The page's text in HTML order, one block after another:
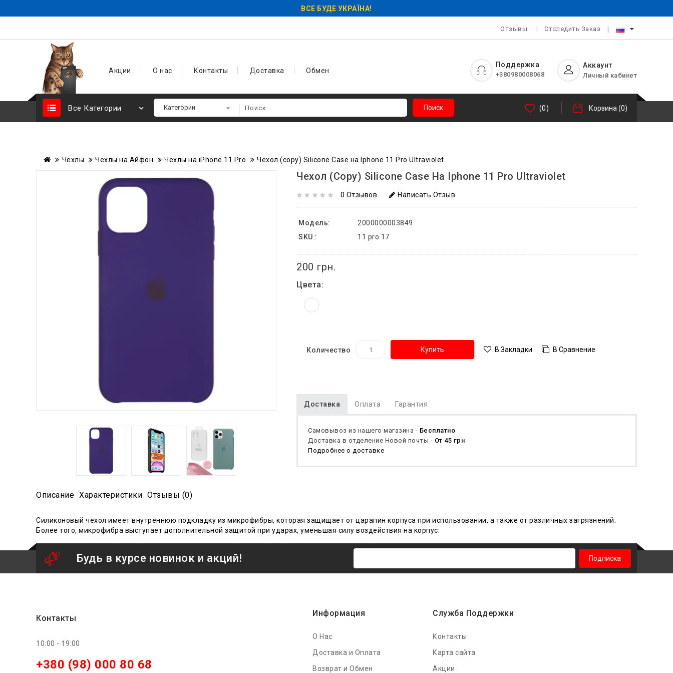
ВСЕ БУДЕ УКРАЇНА!
Отзывы Отследить Заказ
Акции О нас Контакты Доставка Обмен
Аккаунт
Личный кабинет
Поддержка
+380980008068
Все Категории Поиск (0) Корзина(0)
Чехлы Чехлы на Айфон Чехлы на iPhone 11 Pro Чехол (copy) Silicone Case на Iphone 11 Pro Ultraviolet
Чехол (copy) Silicone Case На Iphone 11 Pro Ultraviolet
0 Отзывов Написать Отзыв
Модель:
2000000003849
SKU :
11 pro 17
200 грн.
Цвета:
Количество Купить В Закладки В Сравнение
Доставка Оплата Гарантия
Самовывоз из нашего магазина - Бесплатно
Доставка в отделение Новой почты - От 45 грн
Подробнее о доставке
Описание Характеристики Отзывы (0)
Силиконовый чехол имеет внутреннюю подкладку из микрофибры, которая защищает от царапин корпуса при использовании, а также от различных загрязнений.
Более того, микрофибра выступает дополнительной защитой при ударах, уменьшая силу воздействия на корпус.
Будь в курсе новинок и акций! Подписка
Контакты
10:00 - 19:00
+380 (98) 000 80 68
Информация
О Нас
Доставка и Оплата
Возврат и Обмен
Служба Поддержки
Контакты
Карта сайта
Акции